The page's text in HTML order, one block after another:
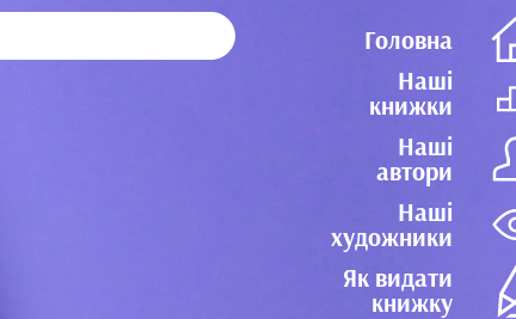
Головна
Наші
книжки
Наші
автори
Наші
художники
Як видати
книжку